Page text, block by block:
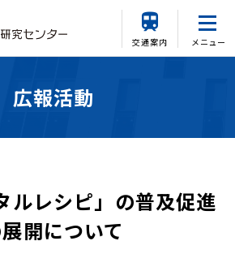
交通案内 メニュー
広報活動
ルレシピ」の普及促進
開について